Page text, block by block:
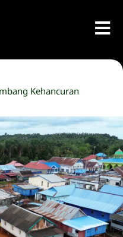
Kehancuran